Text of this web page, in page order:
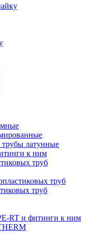
латунные
к ним
труб
труб
труб
RT и фитинги к ним